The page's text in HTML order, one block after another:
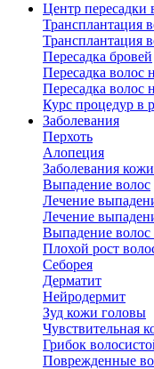
Центр пересадки
Трансплантация
Трансплантация
Пересадка бровей
Пересадка волос
Пересадка волос
Курс процедур в
Заболевания
Перхоть
Алопеция
Заболевания
Выпадение волос
Лечение
Лечение
Выпадение
Плохой рост
Cеборея
Дерматит
Нейродермит
Зуд кожи головы
Чувствительная
Грибок
Поврежденные